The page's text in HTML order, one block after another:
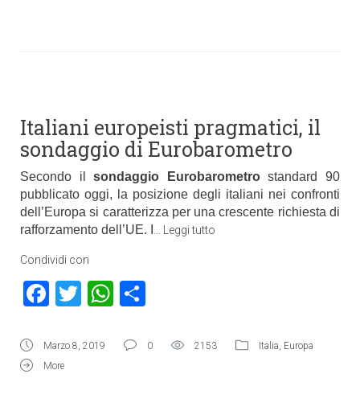
Italiani europeisti pragmatici, il
sondaggio di Eurobarometro
Secondo ilsondaggio Eurobarometrostandard 90
pubblicato oggi, la posizione degli italiani nei confronti
dell’Europa si caratterizza per una crescente richiesta di
rafforzamento dell’UE. I
Leggi tutto
Condividi con
Facebook
TwitterWhatsApp
Marzo 8, 2019 0 2153 Italia, Europa
More